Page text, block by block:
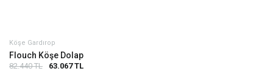
Köşe Gardırop
Flouch Köşe Dolap
82.440 TL 63.067 TL